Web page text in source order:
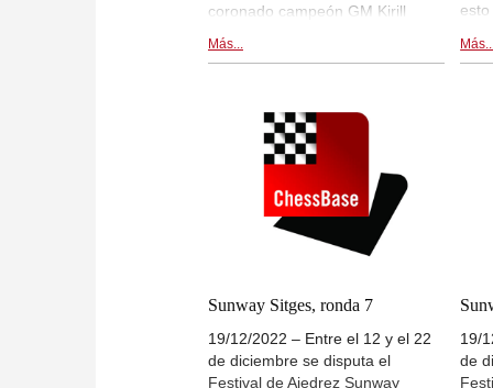
coronado campeón GM Kirill
Amin Tabatabaei ocuparon los
y Hans Niemann | Foto: Sunway
Sitges Chess Festival 2022
Más...
Sunway Sitges, ronda 7
19/12/2022 – Entre el 12 y el 22
de diciembre se disputa el
Festival de Ajedrez Sunway
19/
de